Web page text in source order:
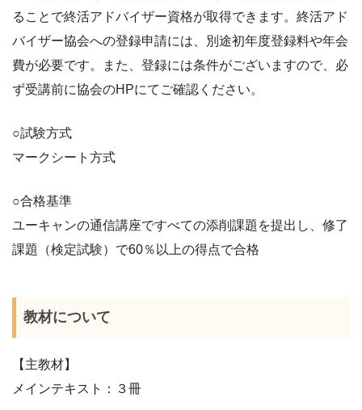
ることで終活アドバイザー資格が取得できます。終活アド
バイザー協会への登録申請には、別途初年度登録料や年会
費が必要です。また、登録には条件がございますので、必
ず受講前に協会のHPにてご確認ください。
○試験方式
マークシート方式
○合格基準
ユーキャンの通信講座ですべての添削課題を提出し、修了
課題（検定試験）で60％以上の得点で合格
教材について
【主教材】
メインテキスト：３冊